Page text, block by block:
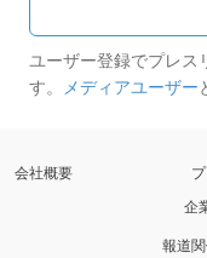
ユーザー登録でプレス
す。 メディアユーザー
会社概要
企
報道